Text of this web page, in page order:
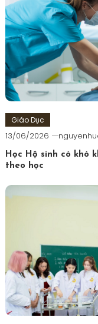
Giáo Dục
13/06/2026
Học Hộ sinh có khó
theo học